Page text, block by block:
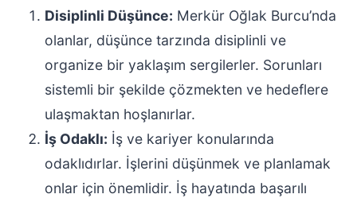
Disiplinli Düşünce: Merkür Oğlak Burcu’nda
olanlar, düşünce tarzında disiplinli ve
organize bir yaklaşım sergilerler. Sorunları
sistemli bir şekilde çözmekten ve hedeflere
ulaşmaktan hoşlanırlar.
İş Odaklı: İş ve kariyer konularında
odaklıdırlar. İşlerini düşünmek ve planlamak
onlar için önemlidir. İş hayatında başarılı